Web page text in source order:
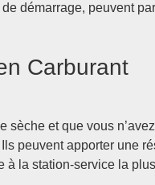
démarrage, peuvent
Carburant
sèche et que vous
peuvent apporter une
à la station-service la